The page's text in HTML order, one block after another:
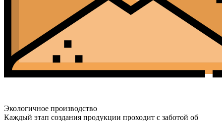
Экологичное производство
Каждый этап создания продукции проходит с заботой об